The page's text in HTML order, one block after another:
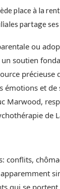
place à la
partage
ou
soutien
précieuse
et de
Marwood,
de
conflits,
qui se